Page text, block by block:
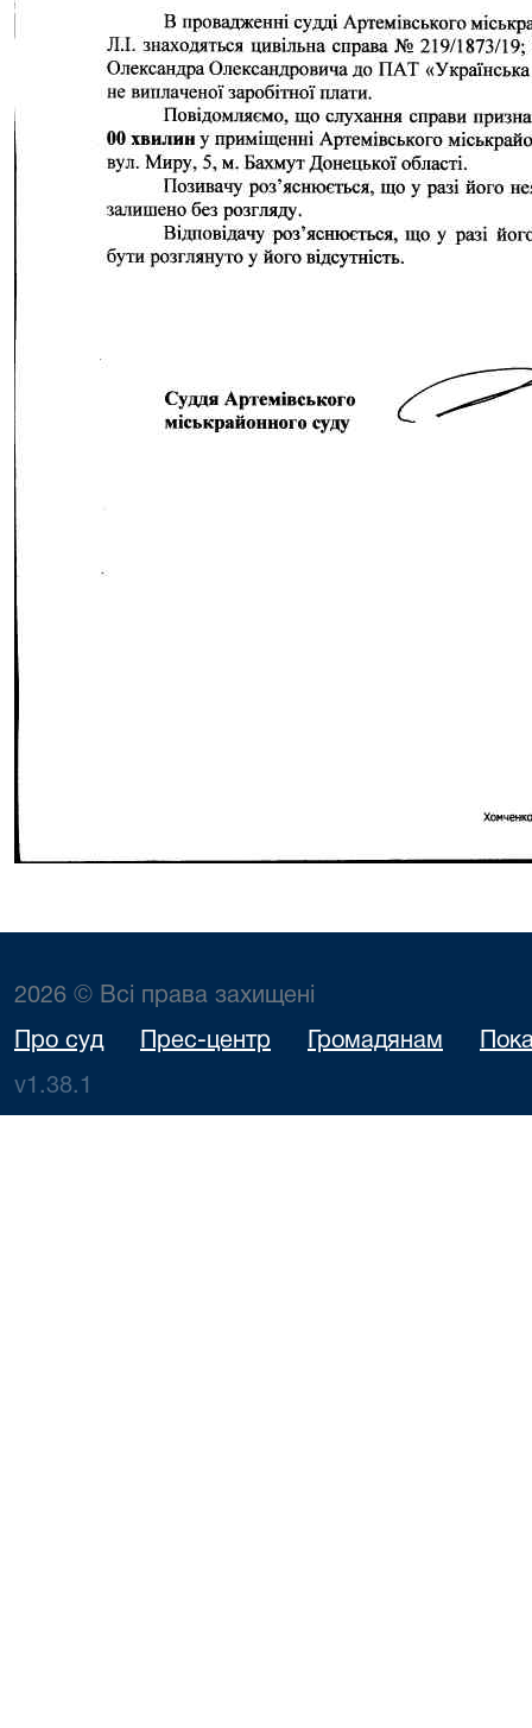
2026 © Всі права захищені
Про суд Прес-центр Громадянам
v1.38.1